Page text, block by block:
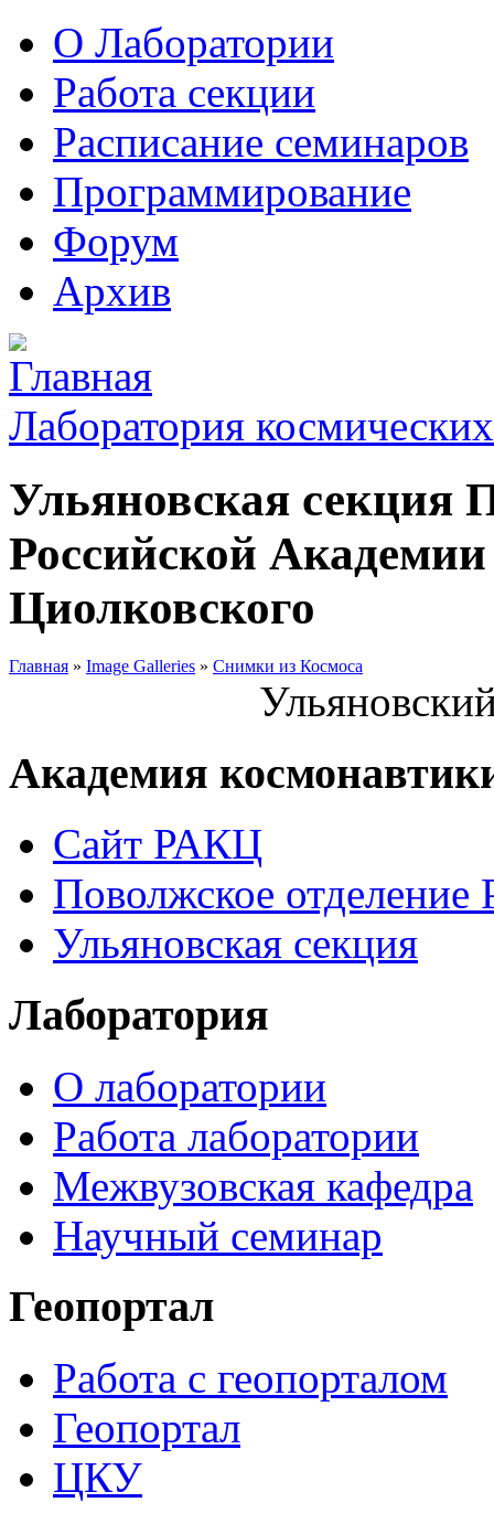
О Лаборатории
Работа секции
Расписание семинаров
Программирование
Форум
Архив
Лаборатория
Ульяновская секция
Российской
Циолковского
Главная » Image Galleries » Снимки из Космоса
Академия
Сайт РАКЦ
Поволжское
Ульяновская секция
Лаборатория
О лаборатории
Работа лаборатории
Межвузовская кафедра
Научный семинар
Геопортал
Работа с геопорталом
Геопортал
ЦКУ